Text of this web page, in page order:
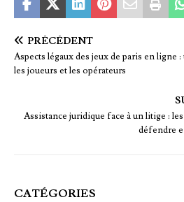
PRÉCÉDENT
Aspects légaux des jeux de paris en ligne
les joueurs et les opérateurs
Assistance juridique face à un litige :
défendre
CATÉGORIES